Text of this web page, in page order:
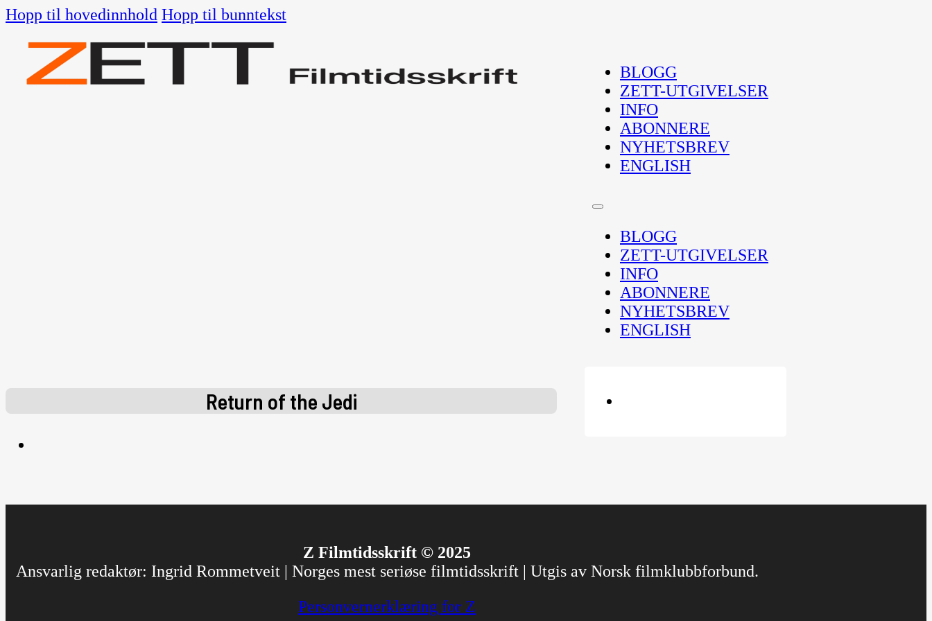
Hopp til hovedinnhold Hopp til bunntekst
BLOGG
ZETT-UTGIVELSER
INFO
ABONNERE
NYHETSBREV
ENGLISH
BLOGG
ZETT-UTGIVELSER
INFO
ABONNERE
NYHETSBREV
ENGLISH
Return of the Jedi
Z Filmtidsskrift © 2025
Ansvarlig redaktør: Ingrid Rommetveit | Norges mest seriøse filmtidsskrift | Utgis av Norsk filmklubbforbund.
Personvernerklæring for Z